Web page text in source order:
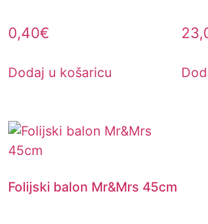
0,40€
Dodaj u košaricu
Folijski balon Mr&Mrs 45cm